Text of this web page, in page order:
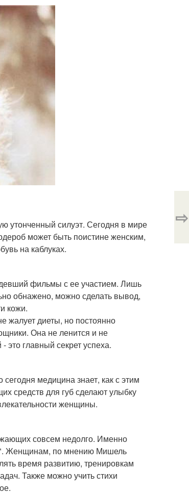
утонченный силуэт. Сегодня в мире
может быть поистине женским,
на каблуках.
фильмы с ее участием. Лишь
обнажено, можно сделать вывод,
кожи.
жалует диеты, но постоянно
Она не ленится и не
это главный секрет успеха.
медицина знает, как с этим
средств для губ сделают улыбку
женщины.
совсем недолго. Именно
Женщинам, по мнению Мишель
время развитию, тренировкам
Также можно учить стихи
⇨